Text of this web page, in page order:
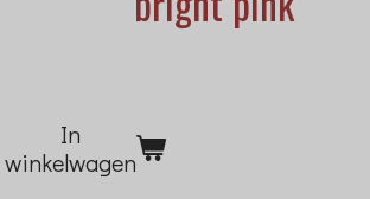
In
winkelwagen